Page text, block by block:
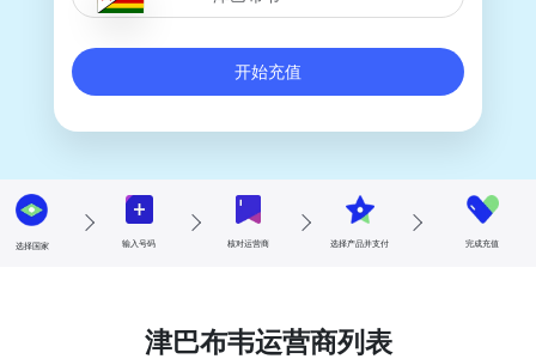
开始充值
选择国家 输入号码 核对运营商 选择产品并支付 完成充值
津巴布韦运营商列表